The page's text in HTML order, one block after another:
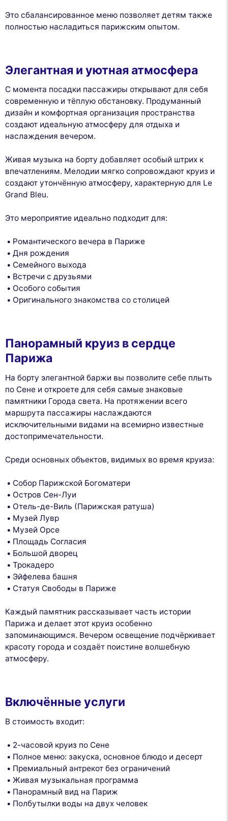
Это сбалансированное меню позволяет детям также
полностью насладиться парижским опытом.
Элегантная и уютная атмосфера
С момента посадки пассажиры открывают для себя
современную и тёплую обстановку. Продуманный
дизайн и комфортная организация пространства
создают идеальную атмосферу для отдыха и
наслаждения вечером.
Живая музыка на борту добавляет особый штрих к
впечатлениям. Мелодии мягко сопровождают круиз и
создают утончённую атмосферу, характерную для Le
Grand Bleu.
Это мероприятие идеально подходит для:
Романтического вечера в Париже
Дня рождения
Семейного выхода
Встречи с друзьями
Особого события
Оригинального знакомства со столицей
Панорамный круиз в сердце
Парижа
На борту элегантной баржи вы позволите себе плыть
по Сене и откроете для себя самые знаковые
памятники Города света. На протяжении всего
маршрута пассажиры наслаждаются
исключительными видами на всемирно известные
достопримечательности.
Среди основных объектов, видимых во время круиза:
Собор Парижской Богоматери
Остров Сен-Луи
Отель-де-Виль (Парижская ратуша)
Музей Лувр
Музей Орсе
Площадь Согласия
Большой дворец
Трокадеро
Эйфелева башня
Статуя Свободы в Париже
Каждый памятник рассказывает часть истории
Парижа и делает этот круиз особенно
запоминающимся. Вечером освещение подчёркивает
красоту города и создаёт поистине волшебную
атмосферу.
Включённые услуги
В стоимость входит:
2-часовой круиз по Сене
Полное меню: закуска, основное блюдо и десерт
Премиальный антрекот без ограничений
Живая музыкальная программа
Панорамный вид на Париж
Полбутылки воды на двух человек